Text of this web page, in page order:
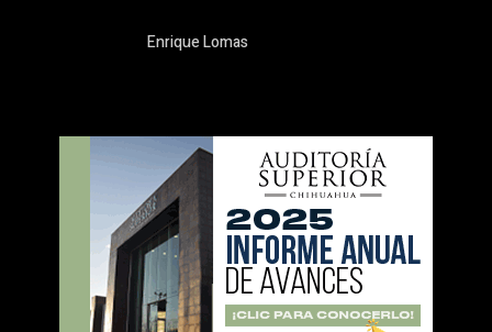
Enrique Lomas